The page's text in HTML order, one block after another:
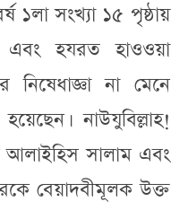
১লা সংখ্যা ১৫ পৃষ্ঠায়
হযরত হাওওয়া
না মেনে
নাউযুবিল্লাহ!
আলাইহিস সালাম এবং
বেয়াদবীমূলক উক্ত